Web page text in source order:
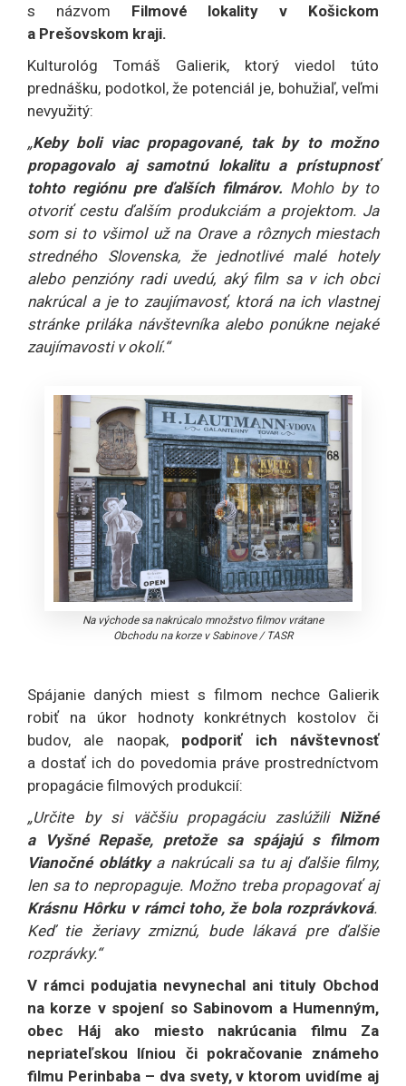
s názvom Filmové lokality v Košickom
a Prešovskom kraji.
Kulturológ Tomáš Galierik, ktorý viedol túto
prednášku, podotkol, že potenciál je, bohužiaľ, veľmi
nevyužitý:
„Keby boli viac propagované, tak by to možno
propagovalo aj samotnú lokalitu a prístupnosť
tohto regiónu pre ďalších filmárov. Mohlo by to
otvoriť cestu ďalším produkciám a projektom. Ja
som si to všimol už na Orave a rôznych miestach
stredného Slovenska, že jednotlivé malé hotely
alebo penzióny radi uvedú, aký film sa v ich obci
nakrúcal a je to zaujímavosť, ktorá na ich vlastnej
stránke priláka návštevníka alebo ponúkne nejaké
zaujímavosti v okolí.“
Na východe sa nakrúcalo množstvo filmov vrátane
Obchodu na korze v Sabinove/ TASR
Spájanie daných miest s filmom nechce Galierik
robiť na úkor hodnoty konkrétnych kostolov či
budov, ale naopak, podporiť ich návštevnosť
a dostať ich do povedomia práve prostredníctvom
propagácie filmových produkcií:
„Určite by si väčšiu propagáciu zaslúžili Nižné
a Vyšné Repaše, pretože sa spájajú s filmom
Vianočné oblátky a nakrúcali sa tu aj ďalšie filmy,
len sa to nepropaguje. Možno treba propagovať aj
Krásnu Hôrku v rámci toho, že bola rozprávková.
Keď tie žeriavy zmiznú, bude lákavá pre ďalšie
rozprávky.“
V rámci podujatia nevynechal ani tituly Obchod
na korze v spojení so Sabinovom a Humenným,
obec Háj ako miesto nakrúcania filmu Za
nepriateľskou líniou či pokračovanie známeho
filmu Perinbaba – dva svety, v ktorom uvidíme aj